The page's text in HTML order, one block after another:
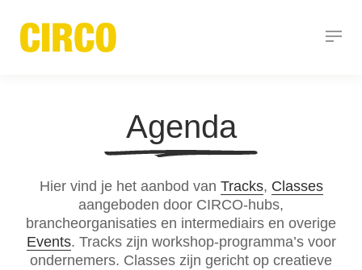
Agenda
Hier vind je het aanbod van Tracks, Classes
aangeboden door CIRCO-hubs,
brancheorganisaties en intermediairs en overige
Events. Tracks zijn workshop-programma’s voor
ondernemers. Classes zijn gericht op creatieve